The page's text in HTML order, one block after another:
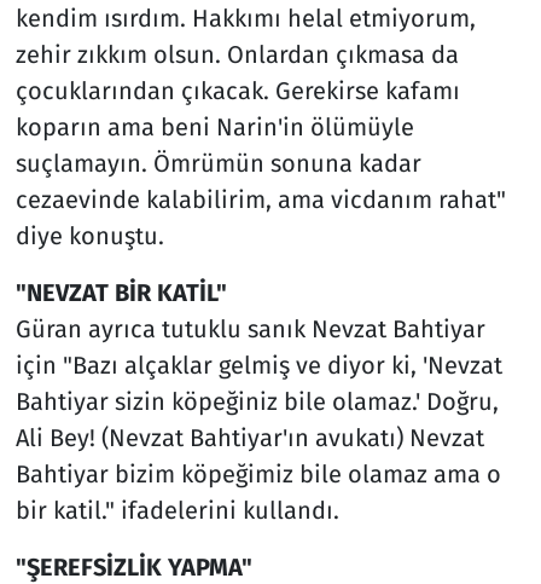
kendim ısırdım. Hakkımı helal etmiyorum,
zehir zıkkım olsun. Onlardan çıkmasa da
çocuklarından çıkacak. Gerekirse kafamı
koparın ama beni Narin'in ölümüyle
suçlamayın. Ömrümün sonuna kadar
cezaevinde kalabilirim, ama vicdanım rahat"
diye konuştu.
"NEVZAT BİR KATİL"
Güran ayrıca tutuklu sanık Nevzat Bahtiyar
için "Bazı alçaklar gelmiş ve diyor ki, 'Nevzat
Bahtiyar sizin köpeğiniz bile olamaz.' Doğru,
Ali Bey! (Nevzat Bahtiyar'ın avukatı) Nevzat
Bahtiyar bizim köpeğimiz bile olamaz ama o
bir katil." ifadelerini kullandı.
"ŞEREFSİZLİK YAPMA"